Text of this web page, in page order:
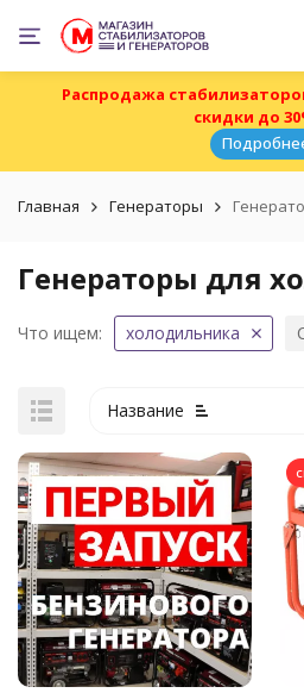
Распродажа
скидки до
Главная Генераторы
Генераторы для
Что ищем: холодильника
Название